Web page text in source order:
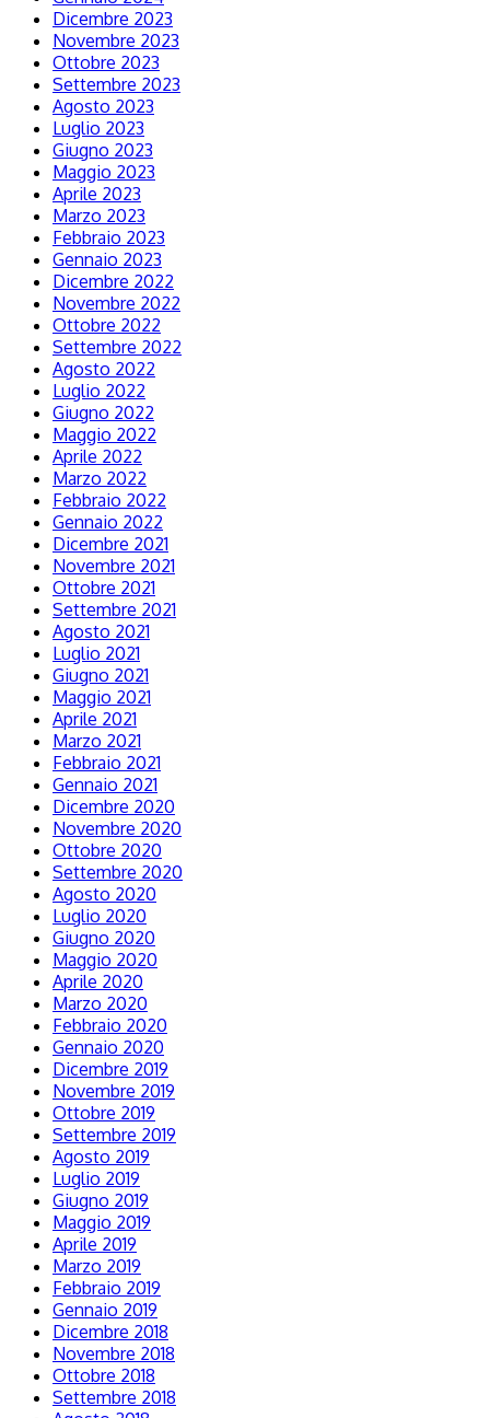
Dicembre 2023
Novembre 2023
Ottobre 2023
Settembre 2023
Agosto 2023
Luglio 2023
Giugno 2023
Maggio 2023
Aprile 2023
Marzo 2023
Febbraio 2023
Gennaio 2023
Dicembre 2022
Novembre 2022
Ottobre 2022
Settembre 2022
Agosto 2022
Luglio 2022
Giugno 2022
Maggio 2022
Aprile 2022
Marzo 2022
Febbraio 2022
Gennaio 2022
Dicembre 2021
Novembre 2021
Ottobre 2021
Settembre 2021
Agosto 2021
Luglio 2021
Giugno 2021
Maggio 2021
Aprile 2021
Marzo 2021
Febbraio 2021
Gennaio 2021
Dicembre 2020
Novembre 2020
Ottobre 2020
Settembre 2020
Agosto 2020
Luglio 2020
Giugno 2020
Maggio 2020
Aprile 2020
Marzo 2020
Febbraio 2020
Gennaio 2020
Dicembre 2019
Novembre 2019
Ottobre 2019
Settembre 2019
Agosto 2019
Luglio 2019
Giugno 2019
Maggio 2019
Aprile 2019
Marzo 2019
Febbraio 2019
Gennaio 2019
Dicembre 2018
Novembre 2018
Ottobre 2018
Settembre 2018